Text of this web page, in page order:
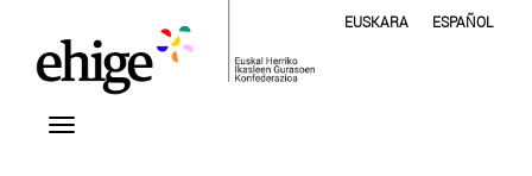
EUSKARA ESPAÑOL